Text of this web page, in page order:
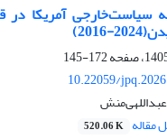
سیاست‌خارجی آمریکا در
172-145
10.22059/
مقاله 520.06 K